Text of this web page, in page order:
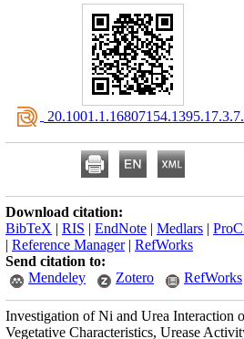
Download citation:
BibTeX | RIS | EndNote | Medlars |
| Reference Manager| RefWorks
Send citation to:
Mendeley
Zotero RefWorks
Investigation of Ni and Urea Interaction
Vegetative Characteristics, Urease